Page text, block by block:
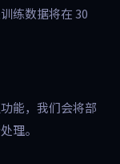
练数据将在 30
能，我们会将部
理。